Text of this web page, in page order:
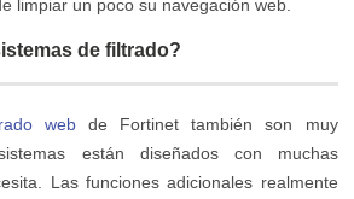
limpiar un poco su navegación web.
de filtrado?
webde Fortinet también son muy
están diseñados con muchas
Las funciones adicionales realmente